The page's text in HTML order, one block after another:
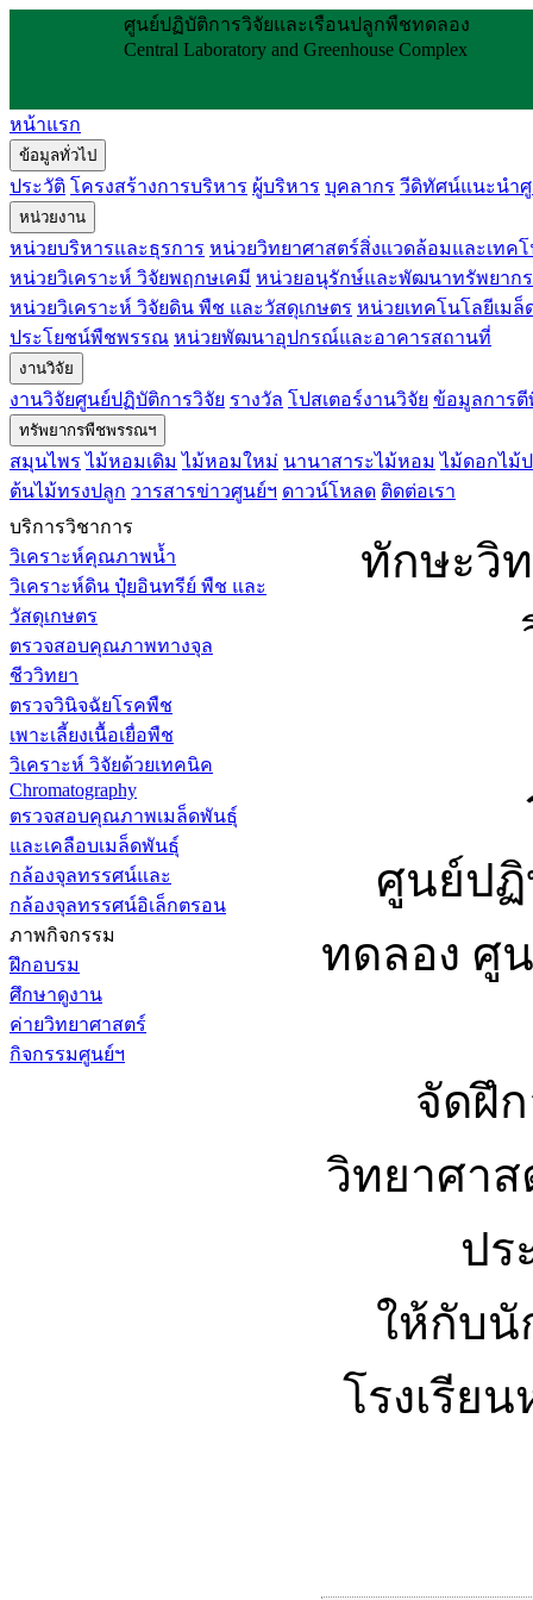
ศูนย์ปฏิบัติการวิจัยและเรือนปลูกพืชทดลอง
Central Laboratory and Greenhouse Complex
หน้าแรก
ข้อมูลทั่วไป
ประวัติ โครงสร้างการบริหาร ผู้บริหาร บุคลากร วีดิทัศน์แนะนำ
หน่วยงาน
หน่วยบริหารและธุรการ หน่วยวิทยาศาสตร์สิ่งแวดล้อมและเทค
หน่วยวิเคราะห์ วิจัยพฤกษเคมี หน่วยอนุรักษ์และพัฒนาทรัพยาก
หน่วยวิเคราะห์ วิจัยดิน พืช และวัสดุเกษตร หน่วยเทคโนโลยีเม
ประโยชน์พืชพรรณ หน่วยพัฒนาอุปกรณ์และอาคารสถานที่
งานวิจัย
งานวิจัยศูนย์ปฏิบัติการวิจัย รางวัล โปสเตอร์งานวิจัย ข้อมูลการตี
ทรัพยากรพืชพรรณฯ
สมุนไพร ไม้หอมเดิม ไม้หอมใหม่ นานาสาระไม้หอม ไม้ดอกไม้
ต้นไม้ทรงปลูก วารสารข่าวศูนย์ฯ ดาวน์โหลด ติดต่อเรา
บริการวิชาการ
วิเคราะห์คุณภาพน้ำ
วิเคราะห์ดิน ปุ๋ยอินทรีย์ พืช และ
วัสดุเกษตร
ตรวจสอบคุณภาพทางจุล
ชีววิทยา
ตรวจวินิจฉัยโรคพืช
เพาะเลี้ยงเนื้อเยื่อพืช
วิเคราะห์ วิจัยด้วยเทคนิค
Chromatography
ตรวจสอบคุณภาพเมล็ดพันธุ์
และเคลือบเมล็ดพันธุ์
กล้องจุลทรรศน์และ
กล้องจุลทรรศน์อิเล็กตรอน
ภาพกิจกรรม
ฝึกอบรม
ศึกษาดูงาน
ค่ายวิทยาศาสตร์
กิจกรรมศูนย์ฯ
ทักษะวิ
ศูนย์ปฏิ
ทดลอง ศู
จัดฝึ
วิทยาศาส
ปร
ให้กับนั
โรงเรีย